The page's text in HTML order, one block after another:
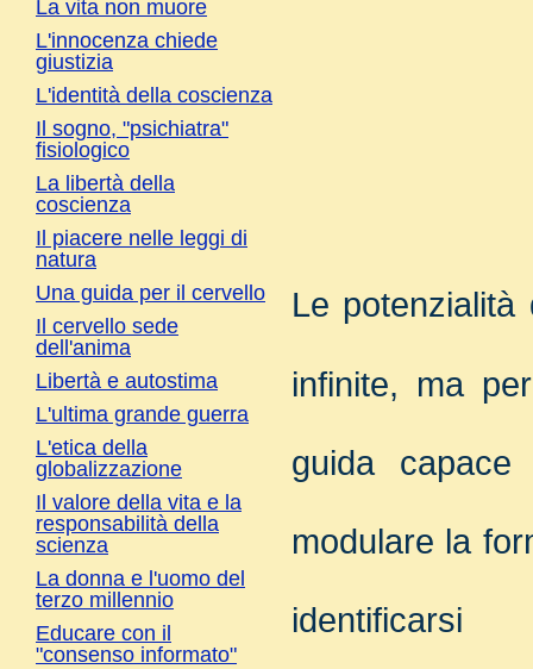
Le
infinite, ma
guida
modulare la
La vita non muore
L'innocenza chiede
giustizia
L'identità della coscienza
Il sogno, "psichiatra"
fisiologico
La libertà della
coscienza
Il piacere nelle leggi di
natura
Una guida per il cervello
Il cervello sede
dell'anima
Libertà e autostima
L'ultima grande guerra
L'etica della
globalizzazione
Il valore della vita e la
responsabilità della
scienza
La donna e l'uomo del
terzo millennio
Educare con il
"consenso informato"